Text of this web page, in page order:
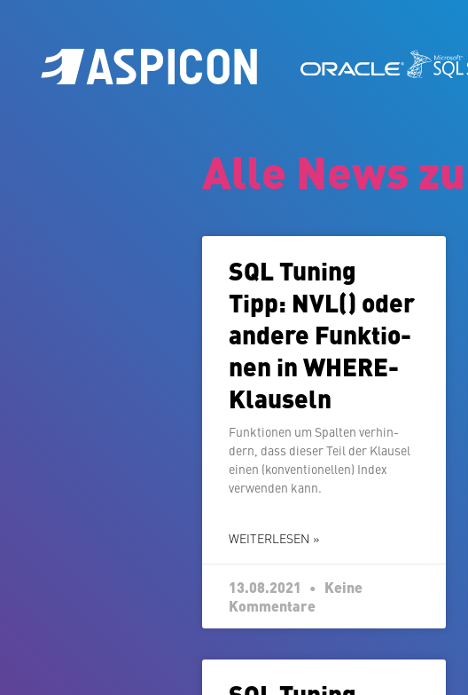
Alle News
SQL Tuning
Tipp: NVL() oder
andere Funk­tio­
nen in WHERE-
Klauseln
Funk­tio­nen um Spalten ver­hin­
dern, dass dieser Teil der Klausel
einen (kon­ven­tio­nel­len) Index
verwenden kann.
WEITERLESEN »
13.08.2021
Keine
Kommentare